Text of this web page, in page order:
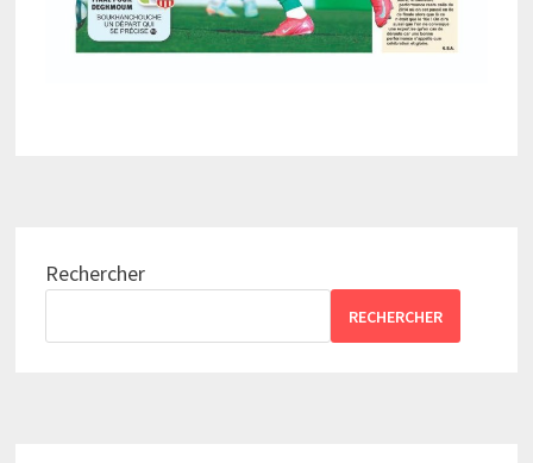
Rechercher
RECHERCHER